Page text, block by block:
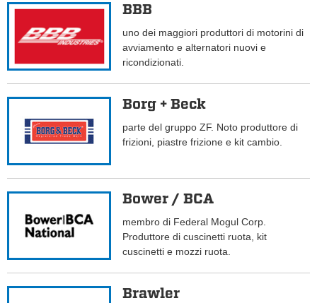
BBB
uno dei maggiori produttori di motorini di
avviamento e alternatori nuovi e
ricondizionati.
Borg + Beck
parte del gruppo ZF. Noto produttore di
frizioni, piastre frizione e kit cambio.
Bower / BCA
membro di Federal Mogul Corp.
Produttore di cuscinetti ruota, kit
cuscinetti e mozzi ruota.
Brawler